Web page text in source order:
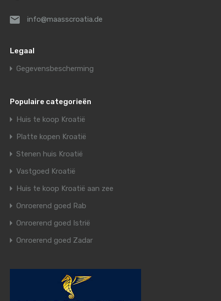
info@maasscroatia.de
Legaal
Gegevensbescherming
Populaire categorieën
Huis te koop Kroatië
Platte kopen Kroatië
Stenen huis Kroatië
Vastgoed Kroatië
Huis te koop Kroatië aan zee
Onroerend goed Rab
Onroerend goed Istrië
Onroerend goed Zadar